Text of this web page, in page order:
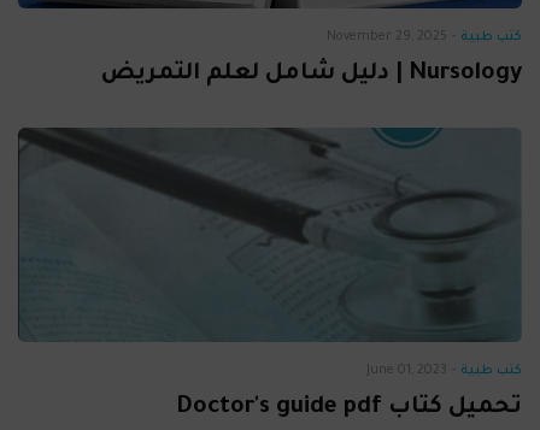
كتب طبية -
November 29, 2025
Nursology | دليل شامل لعلم التمريض
كتب طبية -
June 01, 2023
تحميل كتاب Doctor's guide pdf